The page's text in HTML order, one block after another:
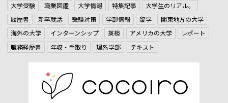
大学受験 職業図鑑 大学情報 特集記事
大学生のリアル。
履歴書
新卒就活 受験対策 学部情報 留学
関東地方の大学
海外の大学
インターンシップ 英検 アメリカの大学
レポート
職務経歴書
年収・手取り 理系学部 テキスト